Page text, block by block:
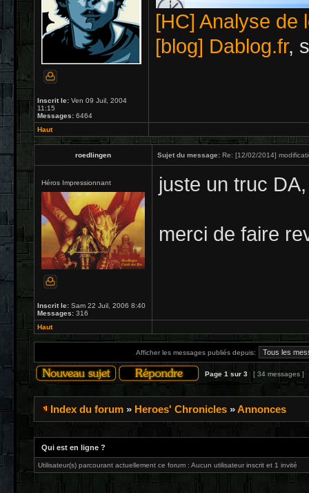
Inscrit le: Ven 09 Juil, 2004
11:15
Messages: 6464
[HC] Analyse de
[blog] Dablog.fr,
Haut
roedlingen Sujet du message: Re: [12/02/2014]
Héros Impressionnant
Inscrit le: Sam 22 Juil, 2006 8:40
Messages: 316
juste un truc DA,
merci de faire
Haut
Afficher les messages publiés depuis:
Page 1 sur 3 [ 34 messages ]
Index du forum » Heroes' Chronicles »Annonces
Qui est en ligne ?
Utilisateur(s) parcourant actuellement ce forum : Aucun utilisateur inscrit et 1 invité